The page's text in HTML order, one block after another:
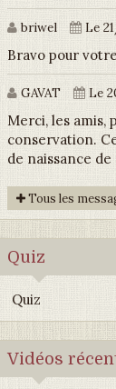
briwel Le
Bravo pour
GAVAT Le
Merci, les amis,
conservation.
de naissance
Tous les
Quiz
Quiz
Vidéos